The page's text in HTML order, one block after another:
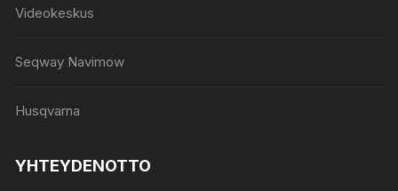
Videokeskus
Seqway Navimow
Husqvarna
YHTEYDENOTTO